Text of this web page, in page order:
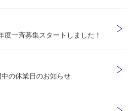
一斉募集スタートしました！
の休業日のお知らせ